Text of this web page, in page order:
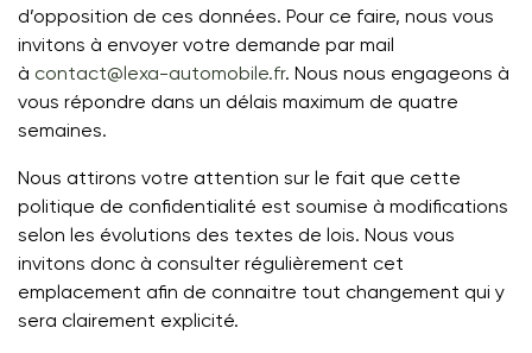
d’opposition de ces données. Pour ce faire, nous vous
invitons à envoyer votre demande par mail
à contact@lexa-automobile.fr. Nous nous engageons à
vous répondre dans un délais maximum de quatre
semaines.
Nous attirons votre attention sur le fait que cette
politique de confidentialité est soumise à modifications
selon les évolutions des textes de lois. Nous vous
invitons donc à consulter régulièrement cet
emplacement afin de connaitre tout changement qui y
sera clairement explicité.